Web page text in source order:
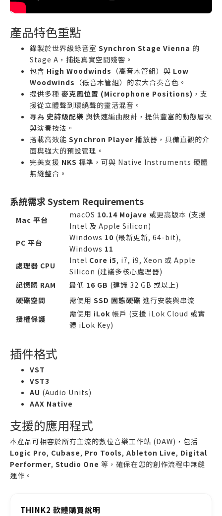
產品特色重點
錄製於世界級錄音室 Synchron Stage Vienna 的
Stage A，捕捉真實空間殘響。
包含 High Woodwinds （高音木管組）與 Low
Woodwinds （低音木管組）的宏大合奏音色。
提供多種 麥克風位置 (Microphone Positions) ，支
援從立體聲到環繞聲的靈活混音。
專為 史詩級配樂 與快速編曲設計，提供豐富的動態層次
與演奏技法。
搭載高效能 Synchron Player 播放器，具備直觀的介
面與強大的預設管理。
完美支援 NKS 標準，可與 Native Instruments 硬體
無縫整合。
系統需求 System Requirements
Mac 平台
macOS 10.14 Mojave 或更高版本 (支援
Intel 及 Apple Silicon)
PC 平台
Windows 10 (最新更新, 64-bit),
Windows 11
處理器 CPU
Intel Core i5, i7, i9, Xeon 或 Apple
Silicon (建議多核心處理器)
記憶體 RAM
最低 16 GB (建議 32 GB 或以上)
硬碟空間
需使用 SSD 固態硬碟 進行安裝與串流
授權保護
需使用 iLok 帳戶 (支援 iLok Cloud 或實
體 iLok Key)
插件格式
VST
VST3
AU (Audio Units)
AAX Native
支援的應用程式
本產品可相容於所有主流的數位音樂工作站 (DAW)，包括
Logic Pro, Cubase, Pro Tools, Ableton Live, Digital
Performer, Studio One 等，確保在您的創作流程中無縫
運作。
THINK2 軟體購買說明